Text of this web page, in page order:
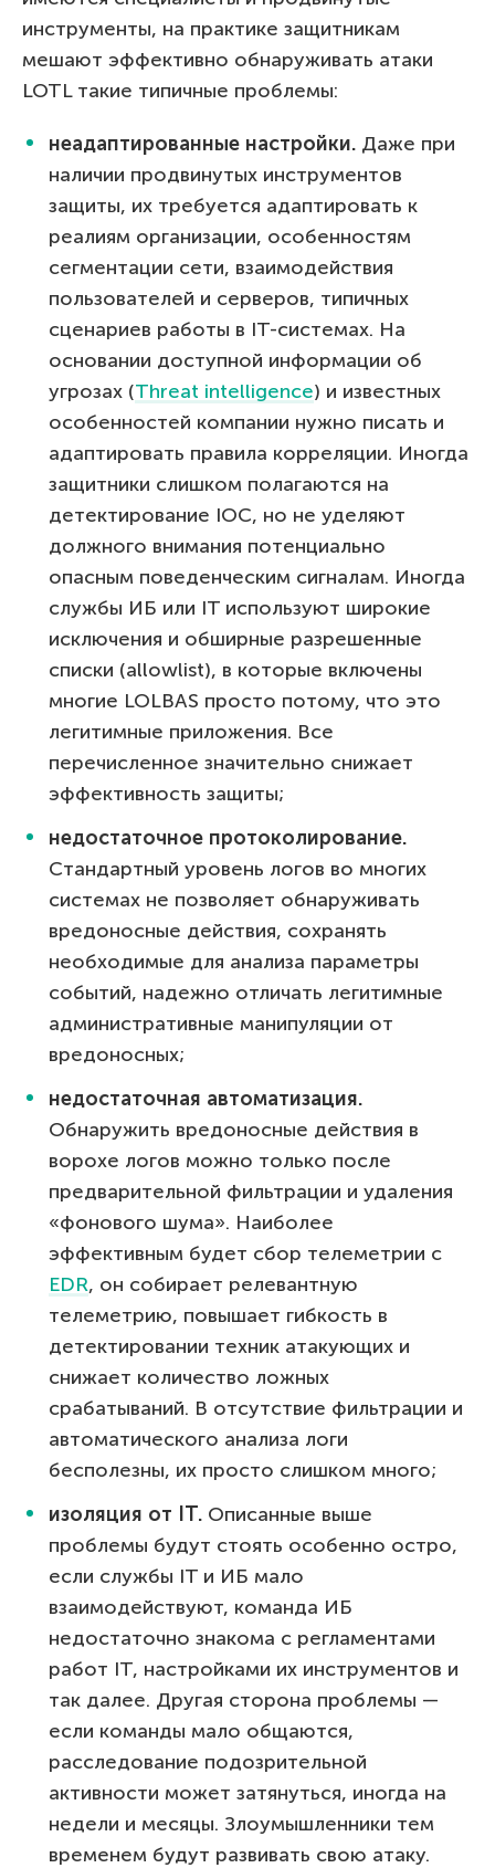
инструменты, на практике защитникам
мешают эффективно обнаруживать атаки
LOTL такие типичные проблемы:
неадаптированные настройки. Даже при
наличии продвинутых инструментов
защиты, их требуется адаптировать к
реалиям организации, особенностям
сегментации сети, взаимодействия
пользователей и серверов, типичных
сценариев работы в IT-системах. На
основании доступной информации об
угрозах (Threat intelligence) и известных
особенностей компании нужно писать и
адаптировать правила корреляции. Иногда
защитники слишком полагаются на
детектирование IOC, но не уделяют
должного внимания потенциально
опасным поведенческим сигналам. Иногда
службы ИБ или IT используют широкие
исключения и обширные разрешенные
списки (allowlist), в которые включены
многие LOLBAS просто потому, что это
легитимные приложения. Все
перечисленное значительно снижает
эффективность защиты;
недостаточное протоколирование.
Стандартный уровень логов во многих
системах не позволяет обнаруживать
вредоносные действия, сохранять
необходимые для анализа параметры
событий, надежно отличать легитимные
административные манипуляции от
вредоносных;
недостаточная автоматизация.
Обнаружить вредоносные действия в
ворохе логов можно только после
предварительной фильтрации и удаления
«фонового шума». Наиболее
эффективным будет сбор телеметрии с
EDR, он собирает релевантную
телеметрию, повышает гибкость в
детектировании техник атакующих и
снижает количество ложных
срабатываний. В отсутствие фильтрации и
автоматического анализа логи
бесполезны, их просто слишком много;
изоляция от IT. Описанные выше
проблемы будут стоять особенно остро,
если службы IT и ИБ мало
взаимодействуют, команда ИБ
недостаточно знакома с регламентами
работ IT, настройками их инструментов и
так далее. Другая сторона проблемы —
если команды мало общаются,
расследование подозрительной
активности может затянуться, иногда на
недели и месяцы. Злоумышленники тем
временем будут развивать свою атаку.